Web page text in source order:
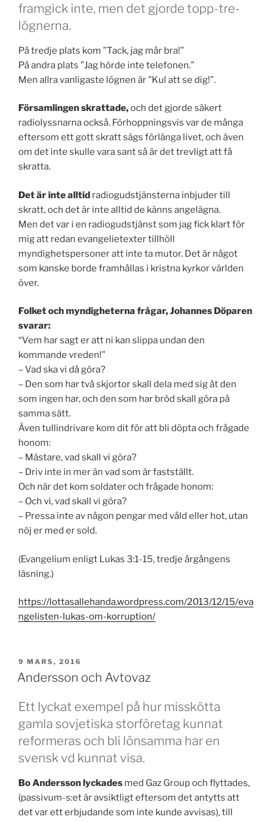
framgick inte, men det gjorde topp-tre-
lögnerna.
På tredje plats kom ”Tack, jag mår bra!”
På andra plats ”Jag hörde inte telefonen.”
Men allra vanligaste lögnen är ”Kul att se dig!”.
Församlingen skrattade,och det gjorde säkert
radiolyssnarna också. Förhoppningsvis var de många
eftersom ett gott skratt sägs förlänga livet, och även
om det inte skulle vara sant så är det trevligt att få
skratta.
Det är inte alltid radiogudstjänsterna inbjuder till
skratt, och det är inte alltid de känns angelägna.
Men det var i en radiogudstjänst som jag fick klart för
mig att redan evangelietexter tillhöll
myndighetspersoner att inte ta mutor. Det är något
som kanske borde framhållas i kristna kyrkor världen
över.
Folket och myndigheterna frågar, Johannes Döparen
svarar:
“Vem har sagt er att ni kan slippa undan den
kommande vreden!”
– Vad ska vi då göra?
– Den som har två skjortor skall dela med sig åt den
som ingen har, och den som har bröd skall göra på
samma sätt.
Även tullindrivare kom dit för att bli döpta och frågade
honom:
– Mästare, vad skall vi göra?
– Driv inte in mer än vad som är fastställt.
Och när det kom soldater och frågade honom:
– Och vi, vad skall vi göra?
– Pressa inte av någon pengar med våld eller hot, utan
nöj er med er sold.
(Evangelium enligt Lukas 3:1-15, tredje årgångens
läsning.)
https://lottasallehanda.wordpress.com/2013/12/15/eva
ngelisten-lukas-om-korruption/
PUBLICERAT
9 MARS, 2016
Andersson och Avtovaz
Ett lyckat exempel på hur misskötta
gamla sovjetiska storföretag kunnat
reformeras och bli lönsamma har en
svensk vd kunnat visa.
Bo Andersson lyckades med Gaz Group och flyttades,
(passivum-s:et är avsiktligt eftersom det antytts att
det var ett erbjudande som inte kunde avvisas), till